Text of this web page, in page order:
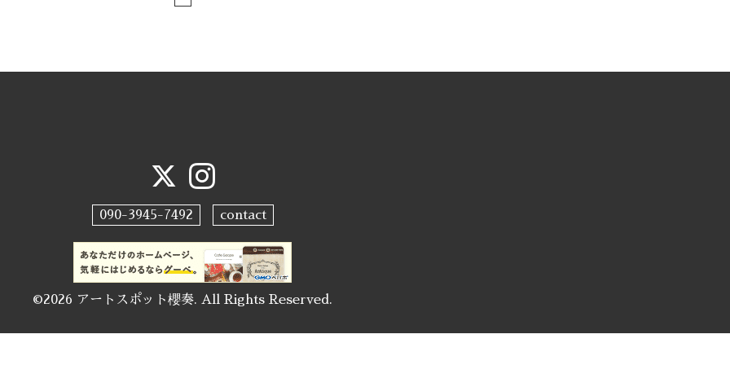
090-3945-7492 contact
©2026 アートスポット櫻奏. All Rights Reserved.